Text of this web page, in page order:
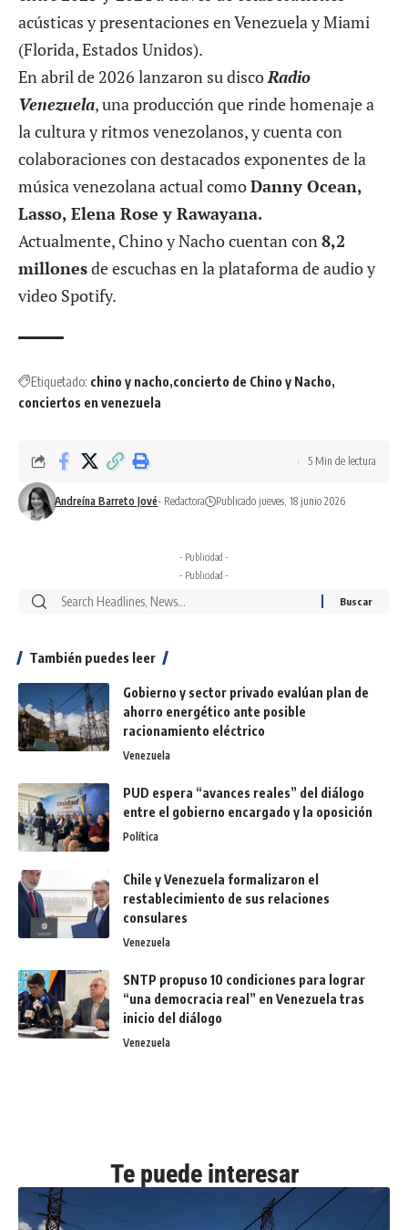
acústicas y presentaciones en Venezuela y Miami
(Florida, Estados Unidos).
En abril de 2026 lanzaron su discoRadio
Venezuela, una producción que rinde homenaje a
la cultura y ritmos venezolanos, y cuenta con
colaboraciones con destacados exponentes de la
música venezolana actual comoDanny Ocean,
Lasso, Elena Rose y Rawayana.
Actualmente, Chino y Nacho cuentan con 8,2
millonesde escuchas en la plataforma de audio y
video Spotify.
Etiquetado: chino y nacho concierto de Chino y Nacho
conciertos en venezuela
Andreína Barreto Jové- Redactora Publicado jueves, 18 junio 2026
5 Min de lectura
- Publicidad -
- Publicidad -
También puedes leer
Gobierno y sector privado evalúan plan de
ahorro energético ante posible
racionamiento eléctrico
Venezuela
PUD espera “avances reales” del diálogo
entre el gobierno encargado y la oposición
Política
Chile y Venezuela formalizaron el
restablecimiento de sus relaciones
consulares
Venezuela
SNTP propuso 10 condiciones para lograr
“una democracia real” en Venezuela tras
inicio del diálogo
Venezuela
Te puede interesar